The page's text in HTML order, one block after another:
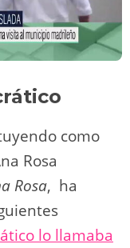
como
Rosa
Rosa, ha
lo llamaba